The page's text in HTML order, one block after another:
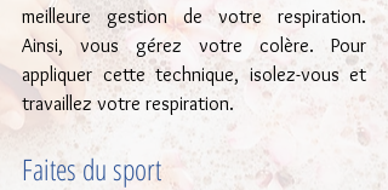
meilleure gestion de votre respiration.
Ainsi, vous gérez votre colère. Pour
appliquer cette technique, isolez-vous et
travaillez votre respiration.
Faites du sport